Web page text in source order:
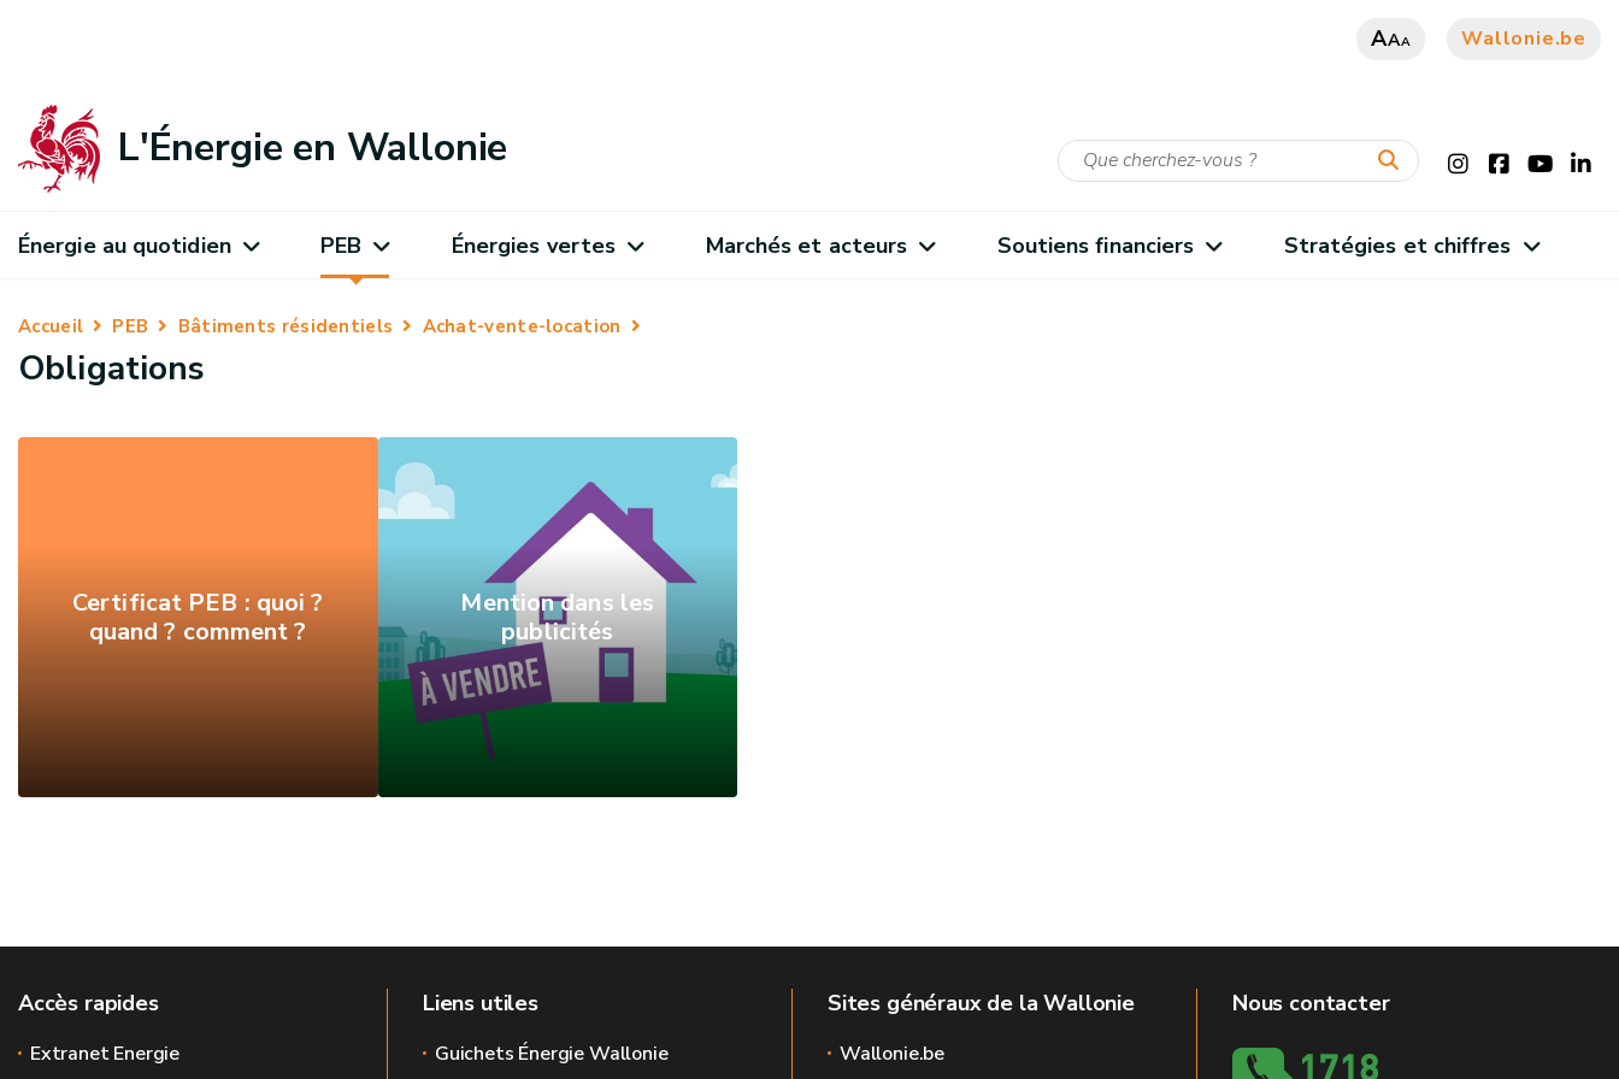
AAA Wallonie.be
L'Énergie en Wallonie
Énergie au quotidien PEB Énergies vertes Marchés et acteurs Soutiens financiers Stratégies et chiffres
Accueil PEB Bâtiments résidentiels Achat-vente-location
Obligations
Certificat PEB : quoi ?
quand ? comment ?
Mention dans les
publicités
Accès rapides
Extranet Energie
Liens utiles
Guichets Énergie Wallonie
Sites généraux de la Wallonie
Wallonie.be
Nous contacter